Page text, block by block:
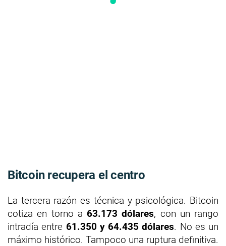
Bitcoin recupera el centro
La tercera razón es técnica y psicológica. Bitcoin
cotiza en torno a 63.173 dólares, con un rango
intradía entre 61.350 y 64.435 dólares. No es un
máximo histórico. Tampoco una ruptura definitiva.